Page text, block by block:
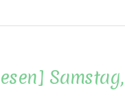
Samstag,